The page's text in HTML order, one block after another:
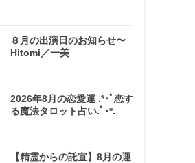
８月の出演日のお知らせ〜
Hitomi／一美
2026年8月の恋愛運 .*･ﾟ恋す
る魔法タロット占い.ﾟ･*.
【精霊からの託宣】8月の運